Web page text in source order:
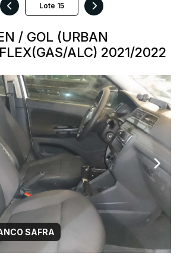
/ GOL (URBAN
ALC) 2021/2022
SAFRA